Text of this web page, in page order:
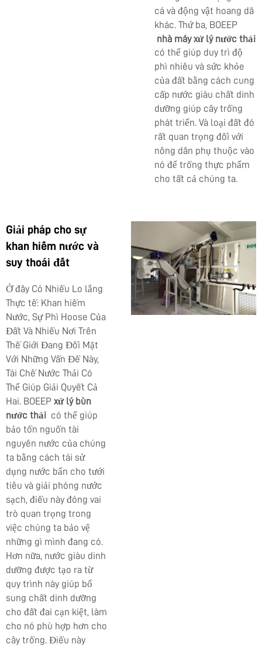
cá và động vật hoang dã
khác. Thứ ba, BOEEP
nhà máy xử lý nước thải
có thể giúp duy trì độ
phì nhiêu và sức khỏe
của đất bằng cách cung
cấp nước giàu chất dinh
dưỡng giúp cây trồng
phát triển. Và loại đất đó
rất quan trọng đối với
nông dân phụ thuộc vào
nó để trồng thực phẩm
cho tất cả chúng ta.
Giải pháp cho sự
khan hiếm nước và
suy thoái đất
Ở đây Có Nhiều Lo lắng
Thực tế: Khan hiếm
Nước, Sự Phì Hoose Của
Đất Và Nhiều Nơi Trên
Thế Giới Đang Đối Mặt
Với Những Vấn Đề Này,
Tái Chế Nước Thải Có
Thể Giúp Giải Quyết Cả
Hai. BOEEP xử lý bùn
nước thải có thể giúp
bảo tồn nguồn tài
nguyên nước của chúng
ta bằng cách tái sử
dụng nước bẩn cho tưới
tiêu và giải phóng nước
sạch, điều này đóng vai
trò quan trọng trong
việc chúng ta bảo vệ
những gì mình đang có.
Hơn nữa, nước giàu dinh
dưỡng được tạo ra từ
quy trình này giúp bổ
sung chất dinh dưỡng
cho đất đai cạn kiệt, làm
cho nó phù hợp hơn cho
cây trồng. Điều này